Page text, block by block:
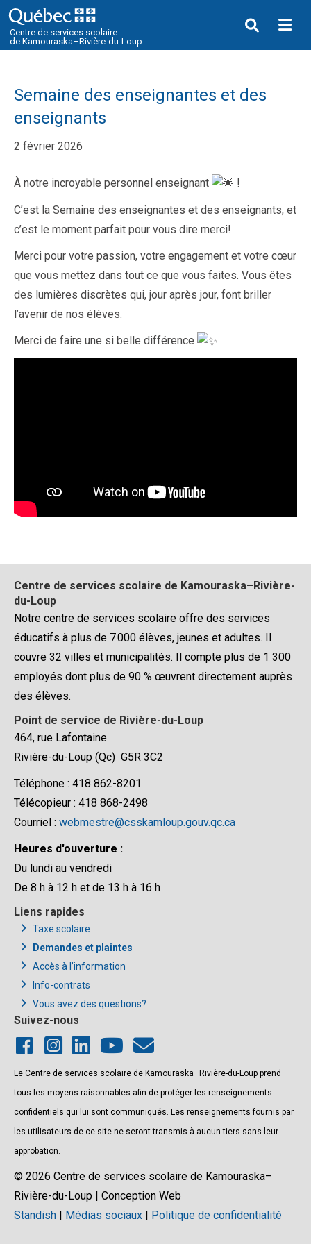
Semaine des enseignantes et des
enseignants
2 février 2026
À notre incroyable personnel enseignant !
C’est la Semaine des enseignantes et des enseignants, et
c’est le moment parfait pour vous dire merci!
Merci pour votre passion, votre engagement et votre cœur
que vous mettez dans tout ce que vous faites. Vous êtes
des lumières discrètes qui, jour après jour, font briller
l’avenir de nos élèves.
Merci de faire une si belle différence
Centre de services scolaire de Kamouraska–Rivière-
du-Loup
Notre centre de services scolaire offre des services
éducatifs à plus de 7 000 élèves, jeunes et adultes. Il
couvre 32 villes et municipalités. Il compte plus de 1 300
employés dont plus de 90 % œuvrent directement auprès
des élèves.
Point de service de Rivière-du-Loup
464, rue Lafontaine
Rivière-du-Loup (Qc) G5R 3C2
Téléphone : 418 862-8201
Télécopieur : 418 868-2498
Courriel : webmestre@csskamloup.gouv.qc.ca
Heures d'ouverture :
Du lundi au vendredi
De 8 h à 12 h et de 13 h à 16 h
Liens rapides
Taxe scolaire
Demandes et plaintes
Accès à l’information
Info-contrats
Vous avez des questions?
Suivez-nous
Le Centre de services scolaire de Kamouraska–Rivière-du-Loup prend
tous les moyens raisonnables afin de protéger les renseignements
confidentiels qui lui sont communiqués. Les renseignements fournis par
les utilisateurs de ce site ne seront transmis à aucun tiers sans leur
approbation.
© 2026 Centre de services scolaire de Kamouraska–
Rivière-du-Loup | Conception Web
Standish
Médias sociaux Politique de confidentialité
Centre de services scolaire
de Kamouraska–Rivière-du-Loup